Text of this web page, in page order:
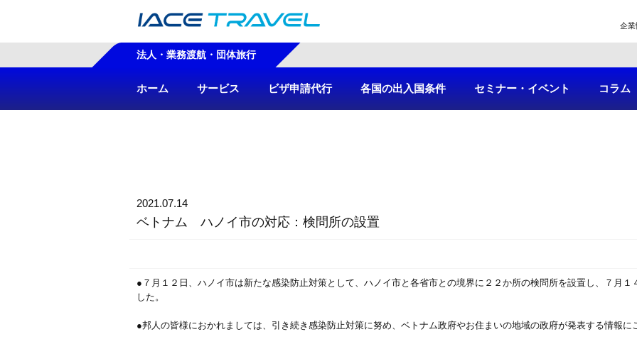
企業
法人・業務渡航・団体旅行
ホーム サービス ビザ申請代行 各国の出入国条件 セミナー・イベント コラム
2021.07.14
ベトナム ハノイ市の対応：検問所の設置
●７月１２日、ハノイ市は新たな感染防止対策として、ハノイ市と各省市との境界に２２か所の検問所を設置し、７月１
した。
●邦人の皆様におかれましては、引き続き感染防止対策に努め、ベトナム政府やお住まいの地域の政府が発表する情報に